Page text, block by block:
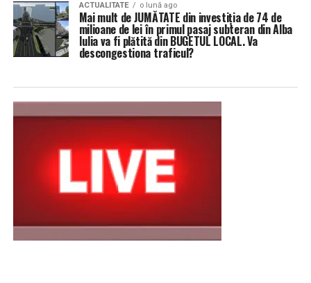
ACTUALITATE o lună ago
Mai mult de JUMĂTATE din investiția de 74 de
milioane de lei în primul pasaj subteran din Alba
Iulia va fi plătită din BUGETUL LOCAL. Va
descongestiona traficul?